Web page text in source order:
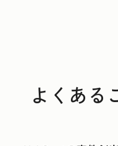
よくある